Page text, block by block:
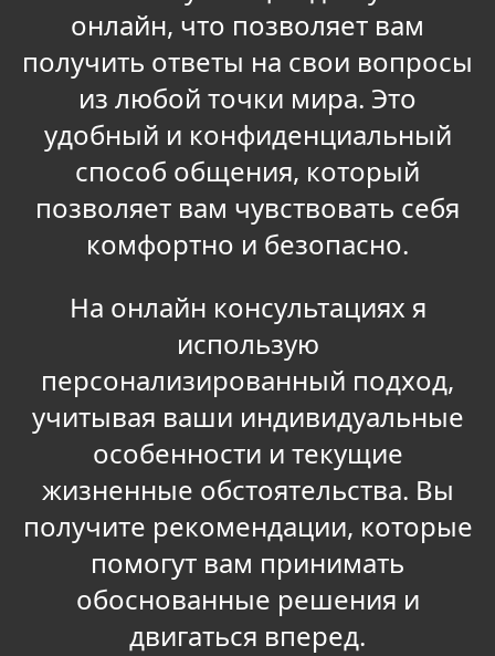
онлайн, что позволяет вам
получить ответы на свои вопросы
из любой точки мира. Это
удобный и конфиденциальный
способ общения, который
позволяет вам чувствовать себя
комфортно и безопасно.
На онлайн консультациях я
использую
персонализированный подход,
учитывая ваши индивидуальные
особенности и текущие
жизненные обстоятельства. Вы
получите рекомендации, которые
помогут вам принимать
обоснованные решения и
двигаться вперед.